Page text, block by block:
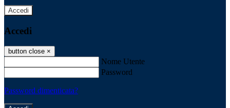
Accedi
Accedi
button close ×
Nome Utente
Password
Password dimenticata?